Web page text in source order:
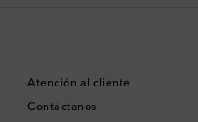
Atención al cliente
Contáctanos